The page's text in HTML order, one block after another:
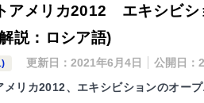
アメリカ2012 エキシビ
説：ロシア語)
更新日：2021年6月4日 公開日：
メリカ2012、エキシビションのオー